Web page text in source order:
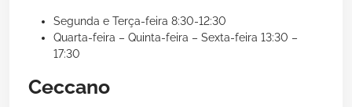
Segunda e Terça-feira 8:30-12:30
Quarta-feira – Quinta-feira – Sexta-feira 13:30 –
17:30
Ceccano